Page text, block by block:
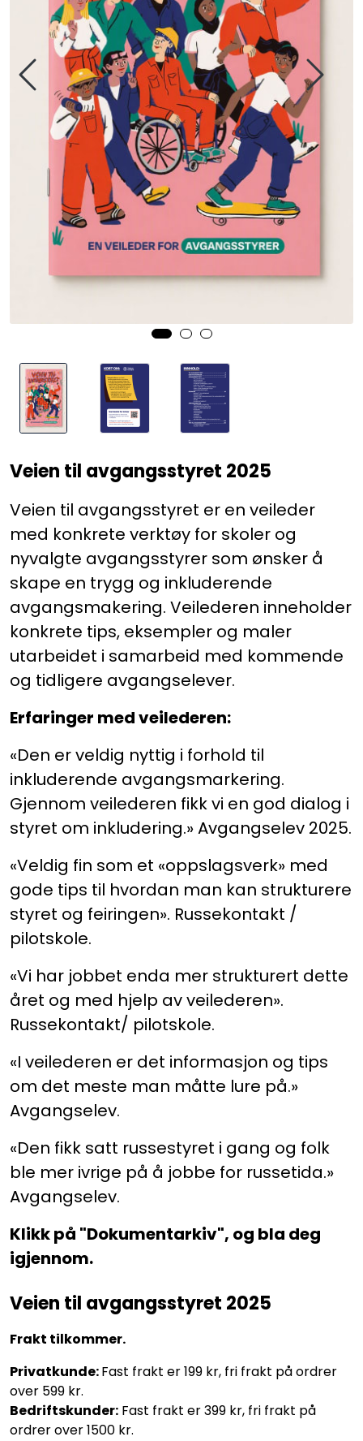
Veien til avgangsstyret 2025
Veien til avgangsstyret er en veileder
med konkrete verktøy for skoler og
nyvalgte avgangsstyrer som ønsker å
skape en trygg og inkluderende
avgangsmakering. Veilederen inneholder
konkrete tips, eksempler og maler
utarbeidet i samarbeid med kommende
og tidligere avgangselever.
Erfaringer med veilederen:
«Den er veldig nyttig i forhold til
inkluderende avgangsmarkering.
Gjennom veilederen fikk vi en god dialog i
styret om inkludering.» Avgangselev 2025.
«Veldig fin som et «oppslagsverk» med
gode tips til hvordan man kan strukturere
styret og feiringen». Russekontakt /
pilotskole.
«Vi har jobbet enda mer strukturert dette
året og med hjelp av veilederen».
Russekontakt/ pilotskole.
«I veilederen er det informasjon og tips
om det meste man måtte lure på.»
Avgangselev.
«Den fikk satt russestyret i gang og folk
ble mer ivrige på å jobbe for russetida.»
Avgangselev.
Klikk på "Dokumentarkiv", og bla deg
igjennom.
Veien til avgangsstyret 2025
Frakt tilkommer.
Privatkunde:Fast frakt er 199 kr, fri frakt på ordrer
over 599 kr.
Bedriftskunder: Fast frakt er 399 kr, fri frakt på
ordrer over 1500 kr.
Kurs og arrangementer